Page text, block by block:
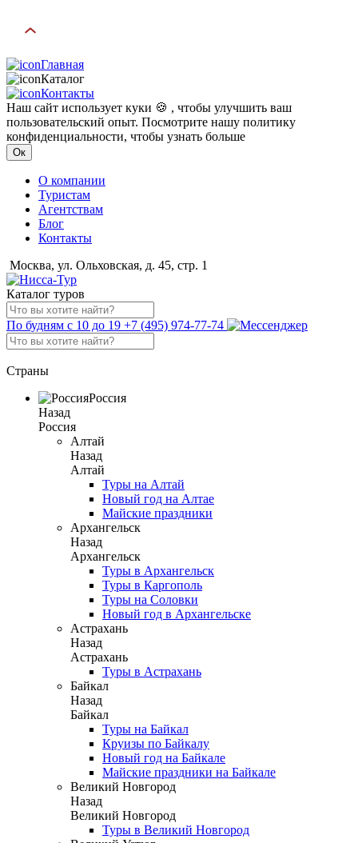
Главная
Каталог
Контакты
Наш сайт использует куки 🍪 , чтобы улучшить ваш
пользовательский опыт. Посмотрите нашу политику
конфиденциальности, чтобы узнать больше
Ок
О компании
Туристам
Агентствам
Блог
Контакты
Москва, ул. Ольховская, д. 45, стр. 1
Каталог туров
По будням с 10 до 19 +7 (495) 974-77-74
Страны
Россия
Назад
Россия
Алтай
Назад
Алтай
Туры на Алтай
Новый год на Алтае
Майские праздники
Архангельск
Назад
Архангельск
Туры в Архангельск
Туры в Каргополь
Туры на Соловки
Новый год в Архангельске
Астрахань
Назад
Астрахань
Туры в Астрахань
Байкал
Назад
Байкал
Туры на Байкал
Круизы по Байкалу
Новый год на Байкале
Майские праздники на Байкале
Великий Новгород
Назад
Великий Новгород
Туры в Великий Новгород